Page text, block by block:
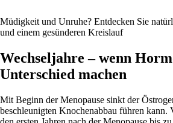
Müdigkeit und Unruhe? Entdecken Sie
und einem gesünderen Kreislauf
Wechseljahre – wenn
Unterschied machen
Mit Beginn der Menopause sinkt der
beschleunigten Knochenabbau führen kann.